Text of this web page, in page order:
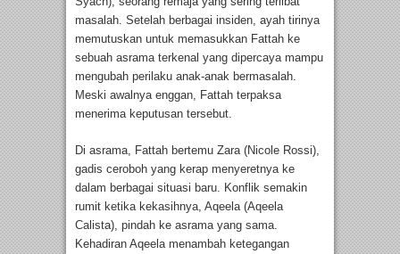
masalah. Setelah berbagai insiden, ayah tirinya
memutuskan untuk memasukkan Fattah ke
sebuah asrama terkenal yang dipercaya mampu
mengubah perilaku anak-anak bermasalah.
Meski awalnya enggan, Fattah terpaksa
menerima keputusan tersebut.
Di asrama, Fattah bertemu Zara (Nicole Rossi),
gadis ceroboh yang kerap menyeretnya ke
dalam berbagai situasi baru. Konflik semakin
rumit ketika kekasihnya, Aqeela (Aqeela
Calista), pindah ke asrama yang sama.
Kehadiran Aqeela menambah ketegangan